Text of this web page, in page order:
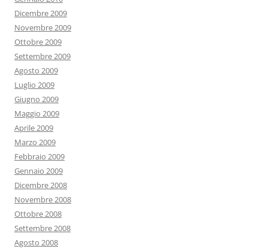
Dicembre 2009
Novembre 2009
Ottobre 2009
Settembre 2009
Agosto 2009
Luglio 2009
Giugno 2009
Maggio 2009
Aprile 2009
Marzo 2009
Febbraio 2009
Gennaio 2009
Dicembre 2008
Novembre 2008
Ottobre 2008
Settembre 2008
Agosto 2008